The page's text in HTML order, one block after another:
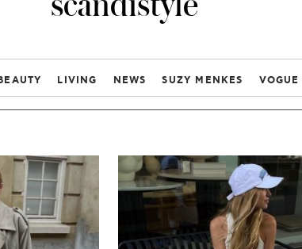
LIVING NEWS SUZY MENKES